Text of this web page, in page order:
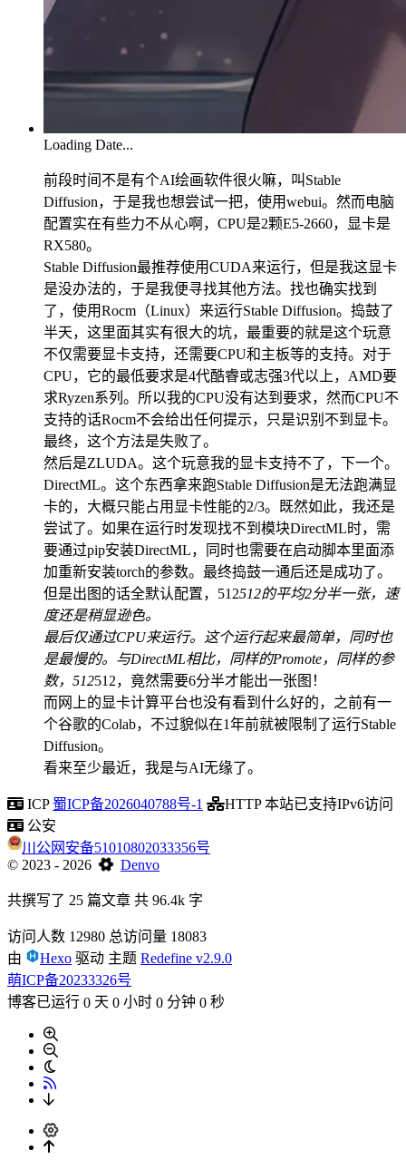
Loading Date...
前段时间不是有个AI绘画软件很火嘛，叫Stable
Diffusion，于是我也想尝试一把，使用webui。然而电脑
配置实在有些力不从心啊，CPU是2颗E5-2660，显卡是
RX580。
Stable Diffusion最推荐使用CUDA来运行，但是我这显卡
是没办法的，于是我便寻找其他方法。找也确实找到
了，使用Rocm（Linux）来运行Stable Diffusion。捣鼓了
半天，这里面其实有很大的坑，最重要的就是这个玩意
不仅需要显卡支持，还需要CPU和主板等的支持。对于
CPU，它的最低要求是4代酷睿或志强3代以上，AMD要
求Ryzen系列。所以我的CPU没有达到要求，然而CPU不
支持的话Rocm不会给出任何提示，只是识别不到显卡。
最终，这个方法是失败了。
然后是ZLUDA。这个玩意我的显卡支持不了，下一个。
DirectML。这个东西拿来跑Stable Diffusion是无法跑满显
卡的，大概只能占用显卡性能的2/3。既然如此，我还是
尝试了。如果在运行时发现找不到模块DirectML时，需
要通过pip安装DirectML，同时也需要在启动脚本里面添
加重新安装torch的参数。最终捣鼓一通后还是成功了。
但是出图的话全默认配置，512512的平均2分半一张，速
度还是稍显逊色。
最后仅通过CPU来运行。这个运行起来最简单，同时也
是最慢的。与DirectML相比，同样的Promote，同样的参
数，512512，竟然需要6分半才能出一张图！
而网上的显卡计算平台也没有看到什么好的，之前有一
个谷歌的Colab，不过貌似在1年前就被限制了运行Stable
Diffusion。
看来至少最近，我是与AI无缘了。
ICP 蜀ICP备2026040788号-1 HTTP 本站已支持IPv6访问
公安
川公网安备51010802033356号
© 2023 - 2026 Denvo
共撰写了 25 篇文章 共 96.4k 字
访问人数 12980 总访问量 18083
由
Hexo 驱动 主题 Redefine v2.9.0
萌ICP备20233326号
博客已运行 0 天 0 小时 0 分钟 0 秒